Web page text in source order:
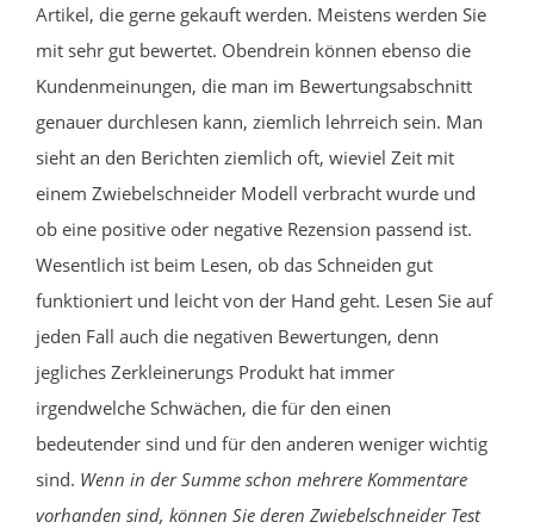
Artikel, die gerne gekauft werden. Meistens werden Sie
mit sehr gut bewertet. Obendrein können ebenso die
Kundenmeinungen, die man im Bewertungsabschnitt
genauer durchlesen kann, ziemlich lehrreich sein. Man
sieht an den Berichten ziemlich oft, wieviel Zeit mit
einem Zwiebelschneider Modell verbracht wurde und
ob eine positive oder negative Rezension passend ist.
Wesentlich ist beim Lesen, ob das Schneiden gut
funktioniert und leicht von der Hand geht. Lesen Sie auf
jeden Fall auch die negativen Bewertungen, denn
jegliches Zerkleinerungs Produkt hat immer
irgendwelche Schwächen, die für den einen
bedeutender sind und für den anderen weniger wichtig
sind. Wenn in der Summe schon mehrere Kommentare
vorhanden sind, können Sie deren Zwiebelschneider Test